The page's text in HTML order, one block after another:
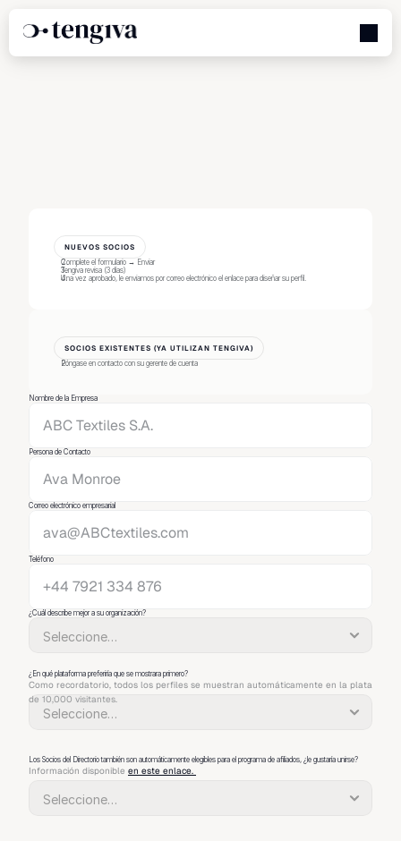
NUEVOS SOCIOS
Complete el formulario → Enviar
Tengiva revisa (3 días)
Una vez aprobado, le enviamos por correo electrónico el enlace para diseñar su perfil.
SOCIOS EXISTENTES (YA UTILIZAN TENGIVA)
Póngase en contacto con su gerente de cuenta
Nombre de la Empresa
Persona de Contacto
Correo electrónico empresarial
Teléfono
¿Cuál describe mejor a su organización?
¿En qué plataforma preferiría que se mostrara primero?
Como recordatorio, todos los perfiles se muestran automáticamente en la plataforma
de 10,000 visitantes.
Los Socios del Directorio también son automáticamente elegibles para el programa de afiliados, ¿le gustaría unirse?
Información disponible en este enlace.